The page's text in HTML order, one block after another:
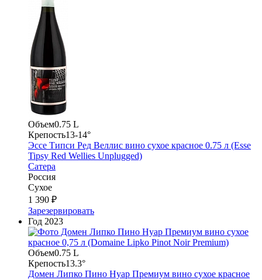
Объем0.75 L
Крепость13-14°
Эссе Типси Ред Веллис вино сухое красное 0.75 л (Esse
Tipsy Red Wellies Unplugged)
Сатера
Россия
Сухое
1 390 ₽
Зарезервировать
Год 2023
Объем0.75 L
Крепость13.3°
Домен Липко Пино Нуар Премиум вино сухое красное